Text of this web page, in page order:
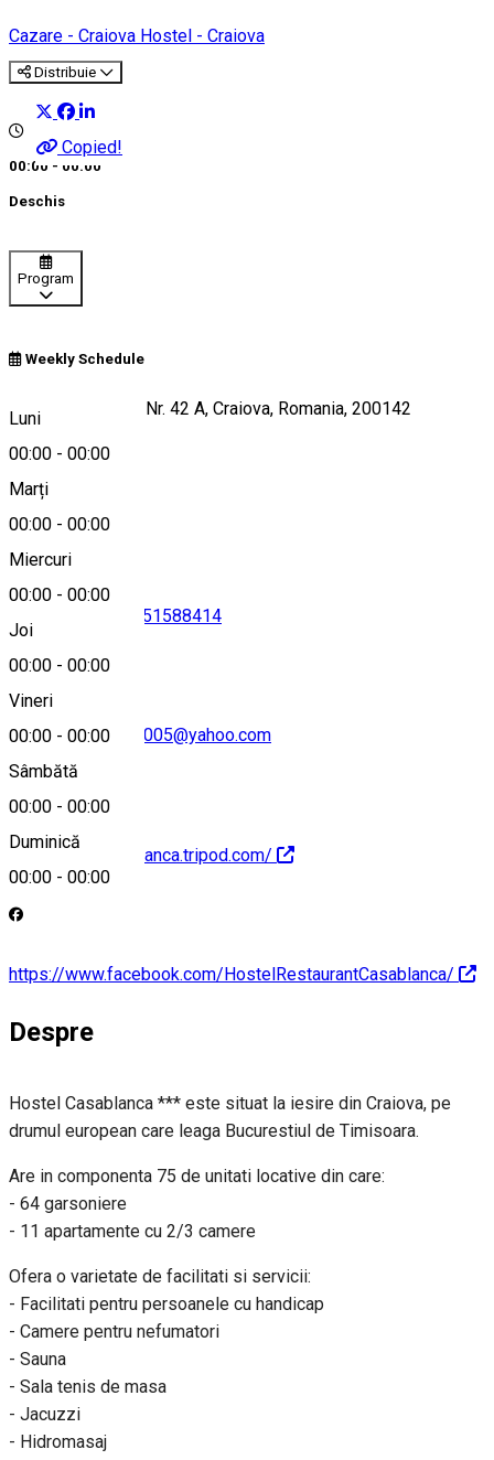
Cazare - Craiova Hostel - Craiova
Distribuie
Copied!
00:00 - 00:00
Deschis
Program
Weekly Schedule
Luni
00:00 - 00:00
Marți
00:00 - 00:00
Miercuri
00:00 - 00:00
Joi
00:00 - 00:00
Vineri
00:00 - 00:00
Sâmbătă
00:00 - 00:00
Duminică
00:00 - 00:00
Calea Severinului Nr. 42 A, Craiova, Romania, 200142
Hartă
0251588414
hotelcasablanca2005@yahoo.com
http://hotelcasablanca.tripod.com/
https://www.facebook.com/HostelRestaurantCasablanca/
Despre
Hostel Casablanca *** este situat la iesire din Craiova, pe
drumul european care leaga Bucurestiul de Timisoara.
Are in componenta 75 de unitati locative din care:
- 64 garsoniere
- 11 apartamente cu 2/3 camere
Ofera o varietate de facilitati si servicii:
- Facilitati pentru persoanele cu handicap
- Camere pentru nefumatori
- Sauna
- Sala tenis de masa
- Jacuzzi
- Hidromasaj